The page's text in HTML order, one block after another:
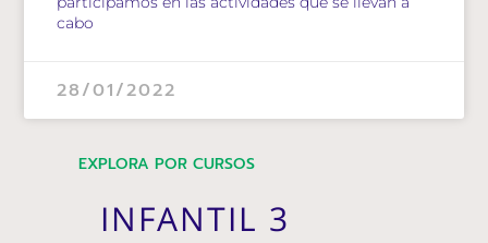
cabo
28/01/2022
EXPLORA POR CURSOS
INFANTIL 3